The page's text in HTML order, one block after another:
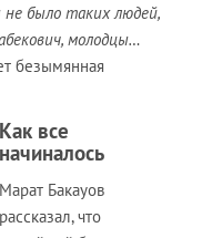
было таких людей,
молодцы…
безымянная
Как все
начиналось
Марат Бакауов
рассказал, что